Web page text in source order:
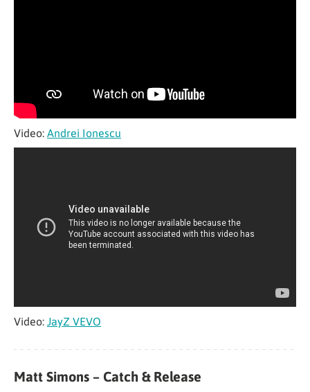
Video: Andrei Ionescu
Video: JayZ VEVO
Matt Simons – Catch & Release